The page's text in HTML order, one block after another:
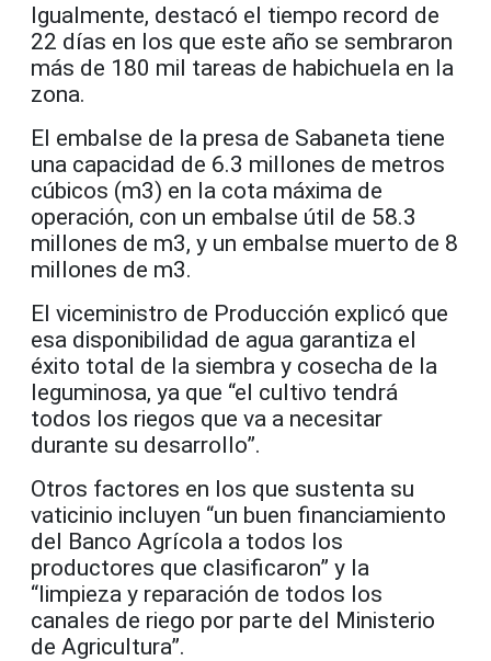
Igualmente, destacó el tiempo record de
22 días en los que este año se sembraron
más de 180 mil tareas de habichuela en la
zona.
El embalse de la presa de Sabaneta tiene
una capacidad de 6.3 millones de metros
cúbicos (m3) en la cota máxima de
operación, con un embalse útil de 58.3
millones de m3, y un embalse muerto de 8
millones de m3.
El viceministro de Producción explicó que
esa disponibilidad de agua garantiza el
éxito total de la siembra y cosecha de la
leguminosa, ya que “el cultivo tendrá
todos los riegos que va a necesitar
durante su desarrollo”.
Otros factores en los que sustenta su
vaticinio incluyen “un buen financiamiento
del Banco Agrícola a todos los
productores que clasificaron” y la
“limpieza y reparación de todos los
canales de riego por parte del Ministerio
de Agricultura”.